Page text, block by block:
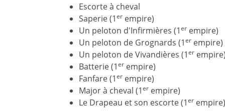
Escorte à cheval
Saperie (1er empire)
Un peloton d'Infirmières (1er empire)
Un peloton de Grognards (1er empire)
Un peloton de Vivandières (1er
Batterie (1er empire)
Fanfare (1er empire)
Major à cheval (1er empire)
Le Drapeau et son escorte (1er empire)